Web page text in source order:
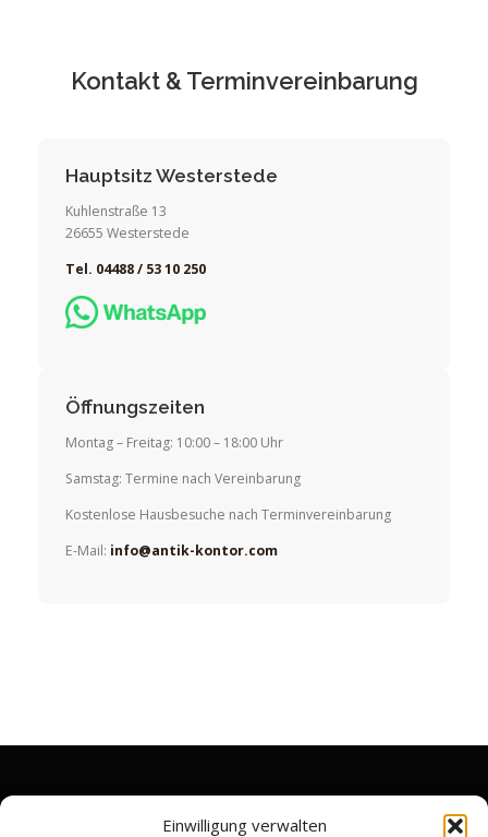
Einwilligung verwalten
Kontakt & Terminvereinbarung
Hauptsitz Westerstede
Kuhlenstraße 13
26655 Westerstede
Tel. 04488 / 53 10 250
Öffnungszeiten
Montag – Freitag: 10:00 – 18:00 Uhr
Samstag: Termine nach Vereinbarung
Kostenlose Hausbesuche nach Terminvereinbarung
E-Mail: info@antik-kontor.com